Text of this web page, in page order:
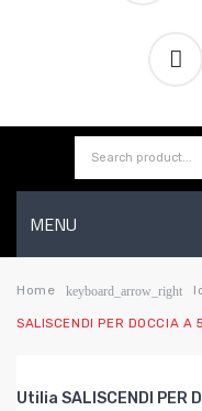
MENU
HOME
AZIENDA
Home keyboard_arrow_right
SALISCENDI PER DOCCIA A
Utilia SALISCENDI PER